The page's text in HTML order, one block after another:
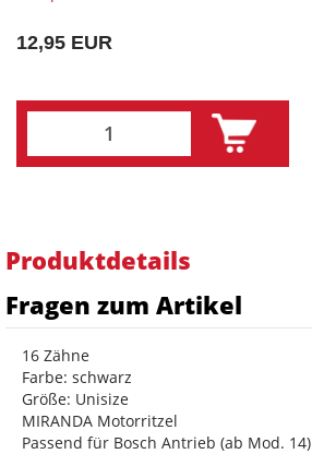
12,95 EUR
Produktdetails
Fragen zum Artikel
16 Zähne
Farbe: schwarz
Größe: Unisize
MIRANDA Motorritzel
Passend für Bosch Antrieb (ab Mod. 14)